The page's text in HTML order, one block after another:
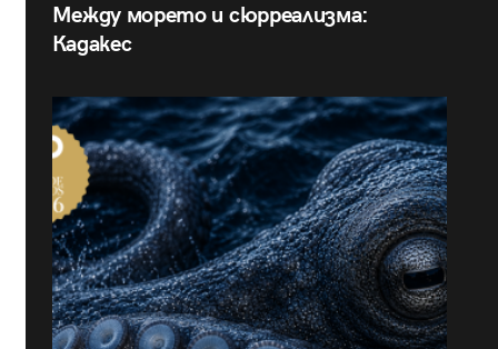
Между морето и сюрреализма:
Кадакес